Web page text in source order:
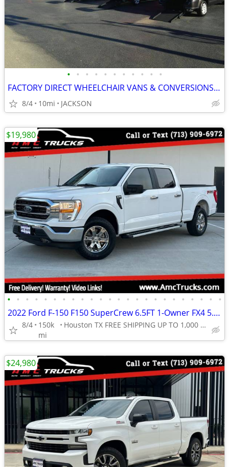
• • • • • • • • • • •
FACTORY DIRECT WHEELCHAIR VANS & CONVERSIONS! PAY WHAT THE DEALERS PAY
8/4 10mi JACKSON
• • • • • • • • • • • • • • • • • • • • • • • •
2022 Ford F-150 F150 SuperCrew 6.5FT 1-Owner FX4 5.0L V8 4WD NO RUST!
8/4
150k
mi
Houston TX FREE SHIPPING UP TO 1,000 MI (.90C/MI Add
$19,980
$24,980